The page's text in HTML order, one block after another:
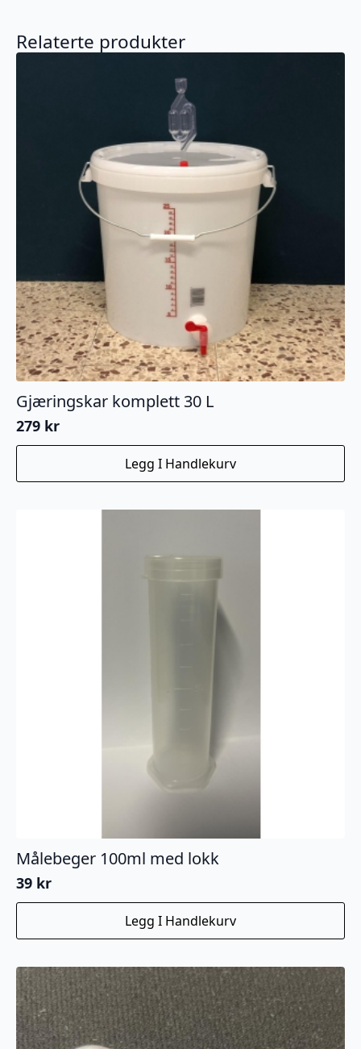
Relaterte produkter
Gjæringskar komplett 30 L
279 kr
Legg I Handlekurv
Målebeger 100ml med lokk
39 kr
Legg I Handlekurv